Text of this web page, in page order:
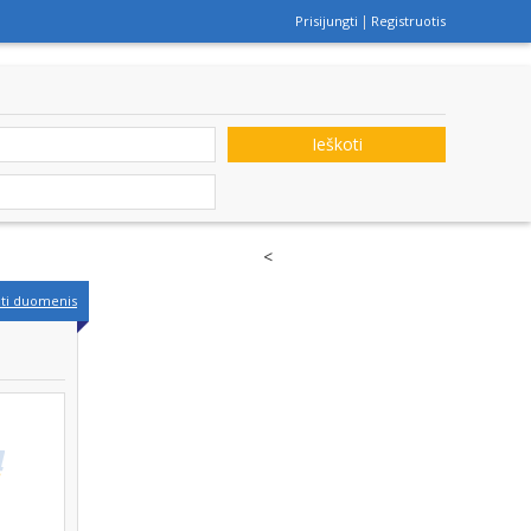
Prisijungti Registruotis
Ieškoti
duomenis
<